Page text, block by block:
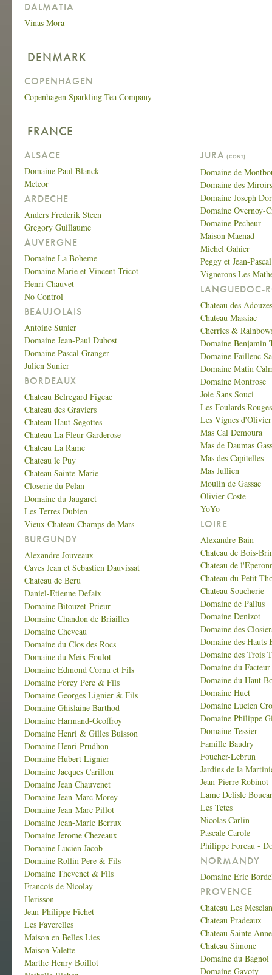
DALMATIA
Vinas Mora
DENMARK
COPENHAGEN
Copenhagen Sparkling Tea Company
FRANCE
ALSACE
Domaine Paul Blanck
Meteor
ARDECHE
Anders Frederik Steen
Gregory Guillaume
AUVERGNE
Domaine La Boheme
Domaine Marie et Vincent Tricot
Henri Chauvet
No Control
BEAUJOLAIS
Antoine Sunier
Domaine Jean-Paul Dubost
Domaine Pascal Granger
Julien Sunier
BORDEAUX
Chateau Belregard Figeac
Chateau des Graviers
Chateau Haut-Segottes
Chateau La Fleur Garderose
Chateau La Rame
Chateau le Puy
Chateau Sainte-Marie
Closerie du Pelan
Domaine du Jaugaret
Les Terres Dubien
Vieux Chateau Champs de Mars
BURGUNDY
Alexandre Jouveaux
Caves Jean et Sebastien Dauvissat
Chateau de Beru
Daniel-Etienne Defaix
Domaine Bitouzet-Prieur
Domaine Chandon de Briailles
Domaine Cheveau
Domaine du Clos des Rocs
Domaine du Meix Foulot
Domaine Edmond Cornu et Fils
Domaine Forey Pere & Fils
Domaine Georges Lignier & Fils
Domaine Ghislaine Barthod
Domaine Harmand-Geoffroy
Domaine Henri & Gilles Buisson
Domaine Henri Prudhon
Domaine Hubert Lignier
Domaine Jacques Carillon
Domaine Jean Chauvenet
Domaine Jean-Marc Morey
Domaine Jean-Marc Pillot
Domaine Jean-Marie Berrux
Domaine Jerome Chezeaux
Domaine Lucien Jacob
Domaine Rollin Pere & Fils
Domaine Thevenet & Fils
Francois de Nicolay
Herisson
Jean-Philippe Fichet
Les Faverelles
Maison en Belles Lies
Maison Valette
Marthe Henry Boillot
JURA (CONT)
Domaine de
Domaine des Miroirs
Domaine Joseph
Domaine Overnoy-
Domaine Pecheur
Maison Maenad
Michel Gahier
Peggy et Jean-
Vignerons Les
LANGUEDOC-
Chateau des Adouzes
Chateau Massiac
Cherries &
Domaine Benjamin
Domaine Faillenc
Domaine Matin
Domaine Montrose
Joie Sans Souci
Les Foulards Rouges
Les Vignes d'Olivier
Mas Cal Demoura
Mas de Daumas
Mas des Capitelles
Mas Jullien
Moulin de Gassac
Olivier Coste
YoYo
LOIRE
Alexandre Bain
Chateau de Bois-
Chateau de
Chateau du Petit
Chateau Soucherie
Domaine de Pallus
Domaine Denizot
Domaine des
Domaine des Hauts
Domaine des Trois
Domaine du Facteur
Domaine du Haut
Domaine Huet
Domaine Lucien
Domaine Philippe
Domaine Tessier
Famille Baudry
Foucher-Lebrun
Jardins de la
Jean-Pierre Robinot
Lame Delisle
Les Tetes
Nicolas Carlin
Pascale Carole
Philippe Foreau -
NORMANDY
Domaine Eric
PROVENCE
Chateau Les
Chateau Pradeaux
Chateau Sainte Anne
Chateau Simone
Domaine du Bagnol
Domaine Gavoty